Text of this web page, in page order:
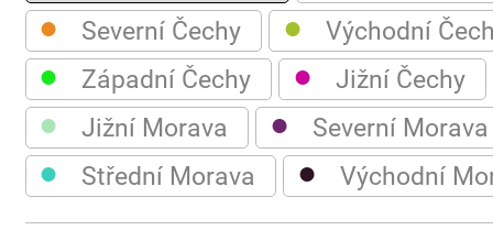
● Severní Čechy ● Východní
● Západní Čechy ● Jižní Čechy
● Jižní Morava ● Severní Morava
● Střední Morava ● Východní